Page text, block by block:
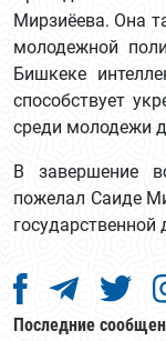
Мирзиёева. Она
молодежной
Бишкеке
способствует
среди молодежи
В завершение
пожелал Саиде
государственной
Последние